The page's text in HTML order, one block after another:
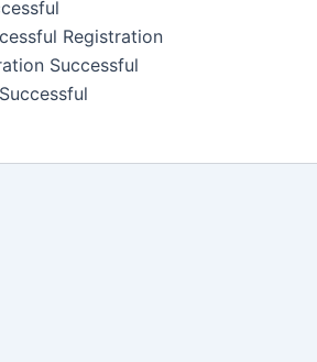
Registration
Successful